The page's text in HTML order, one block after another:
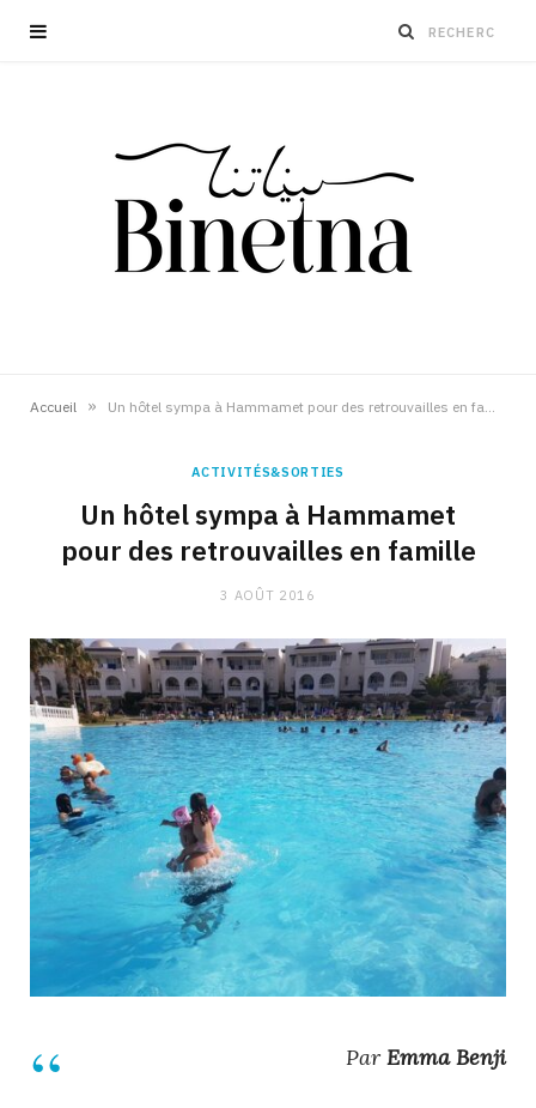
Accueil »
ACTIVITÉS&SORTIES
Un hôtel sympa à Hammamet
pour des retrouvailles en famille
3 AOÛT 2016
Par Emma Benji